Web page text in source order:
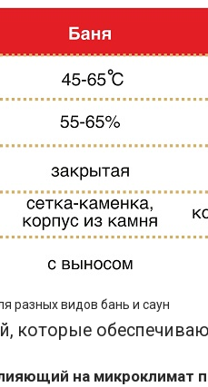
разных видов бань и саун
которые
на микроклимат